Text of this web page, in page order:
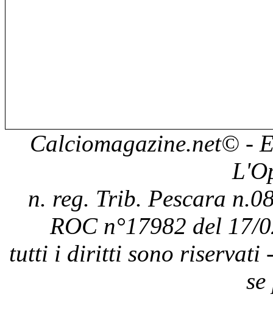
Calciomagazine.net© -
n. reg. Trib. Pescara
ROC n°17982 del 17/
tutti i diritti sono riservati